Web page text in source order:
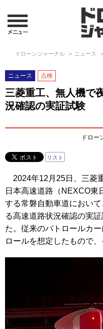
ドローンジャーナル ニュース
ニュース 点検
三菱重工、無人機で
況確認の実証試験
ドロー
リスト
2024年12月25日、三菱
日本高速道路（NEXCO東
する常磐自動車道におい
る高速道路状況確認の実
た。従来のパトロールカ
ロールを想定したもので